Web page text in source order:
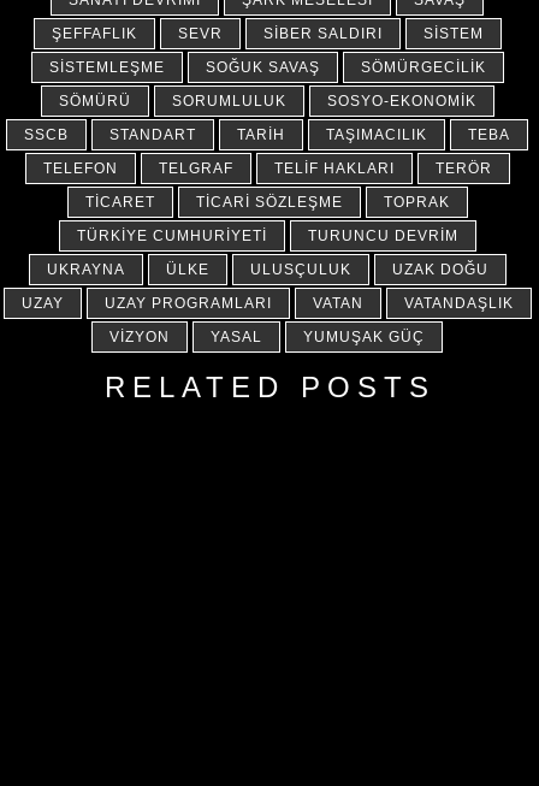
ŞEFFAFLIK
SEVR SIBER SALDIRI
SISTEM
SISTEMLEŞME
SOĞUK SAVAŞ
SÖMÜRGECILIK
SÖMÜRÜ
SORUMLULUK
SOSYO-EKONOMIK
SSCB
STANDART TARIH TAŞIMACILIK
TEBA
TELEFON
TELGRAF TELIF HAKLARI
TERÖR
TICARET
TICARI SÖZLEŞME
TOPRAK
TÜRKIYE CUMHURIYETI
TURUNCU DEVRIM
UKRAYNA
ÜLKE ULUSÇULUK
UZAK DOĞU
UZAY
UZAY PROGRAMLARI VATAN
VATANDAŞLIK
VIZYON
YASAL YUMUŞAK GÜÇ
RELATED POSTS